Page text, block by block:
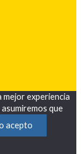
mejor experiencia
que
acepto